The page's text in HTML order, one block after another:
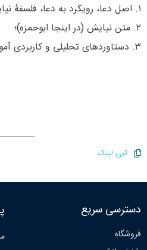
۱. اصل دعا، رویکرد به دعا، فلسفۀ نیایش؛
۲. متن نیایش (در اینجا ابوحمزه)؛
۳. دستاوردهای تحلیلی و کاربردی آموزه‌های این نیایش.
کپی لینک
دسترسی سریع
فروشگاه